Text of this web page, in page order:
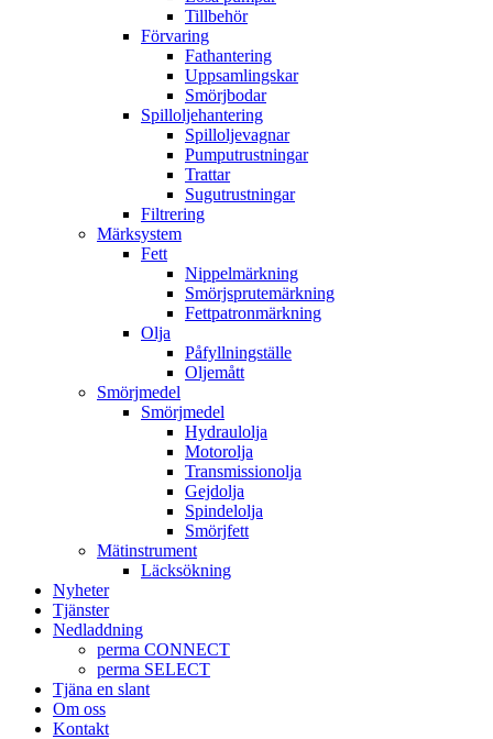
Tillbehör
Förvaring
Fathantering
Uppsamlingskar
Smörjbodar
Spilloljehantering
Spilloljevagnar
Pumputrustningar
Trattar
Sugutrustningar
Filtrering
Märksystem
Fett
Nippelmärkning
Smörjsprutemärkning
Fettpatronmärkning
Olja
Påfyllningställe
Oljemått
Smörjmedel
Smörjmedel
Hydraulolja
Motorolja
Transmissionolja
Gejdolja
Spindelolja
Smörjfett
Mätinstrument
Läcksökning
Nyheter
Tjänster
Nedladdning
perma CONNECT
perma SELECT
Tjäna en slant
Om oss
Kontakt